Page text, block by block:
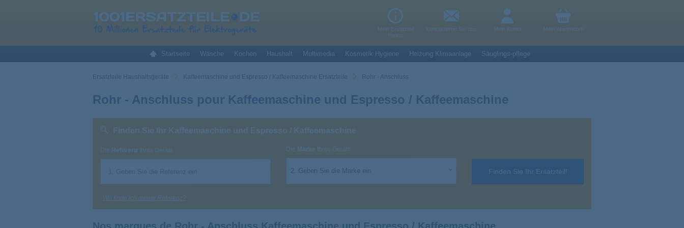
Mein Ersatzteil
finden
Kontaktieren Sie uns Mein Konto Mein Warenkorb
Startseite Wäsche Kochen Haushalt Multimedia Kosmetik Hygiene Heizung Klimaanlage Säuglings-pflege
Ersatzteile Haushaltsgeräte Kaffeemaschine und Espresso / Kaffeemaschine Ersatzteile Rohr - Anschluss
Rohr - Anschluss pour Kaffeemaschine und Espresso / Kaffeemaschine
Finden Sie Ihr Kaffeemaschine und Espresso / Kaffeemaschine
Die Referenz Ihres Geräts Die Marke Ihres Geräts
2. Geben Sie die Marke ein Finden Sie Ihr Ersatzteil!
Wo finde ich meine Referenz?